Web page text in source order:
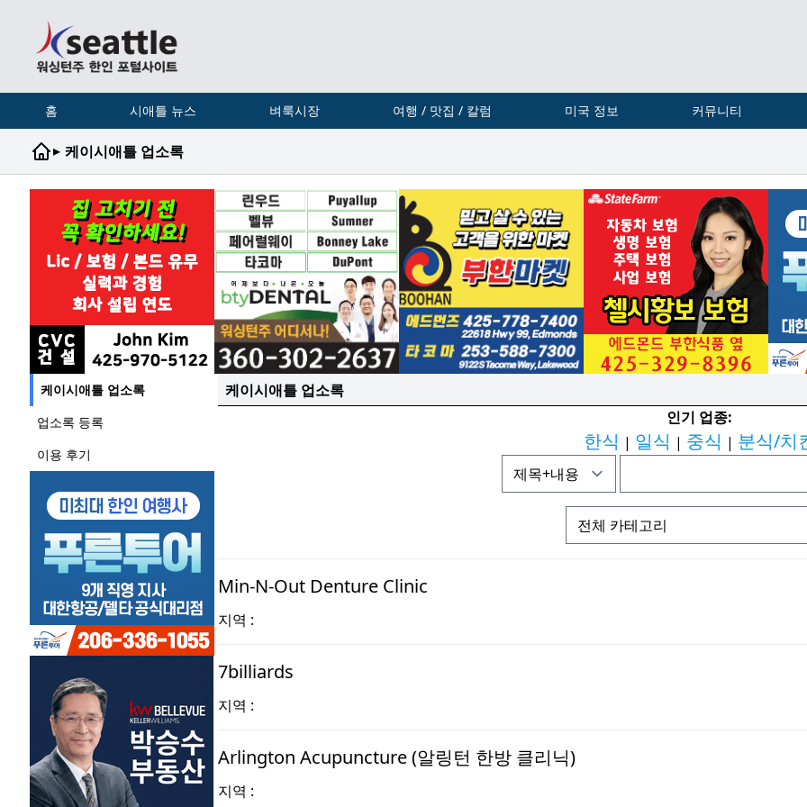
홈 시애틀 뉴스 벼룩시장 여행 / 맛집 / 칼럼 미국 정보 커뮤니티
▸ 케이시애틀 업소록
케이시애틀 업소록
업소록 등록
이용 후기
케이시애틀 업소록
인기 업종:
한식 | 일식 | 중식 | 분식/치
Min-N-Out Denture Clinic
지역 :
7billiards
지역 :
Arlington Acupuncture (알링턴 한방 클리닉)
지역 :